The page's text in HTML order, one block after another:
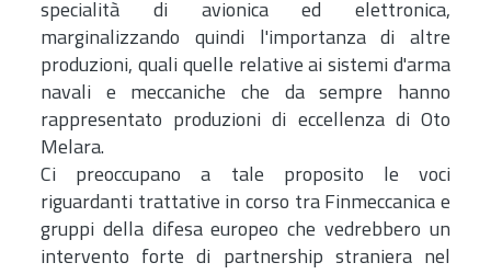
specialità di avionica ed elettronica,
marginalizzando quindi l'importanza di altre
produzioni, quali quelle relative ai sistemi d'arma
navali e meccaniche che da sempre hanno
rappresentato produzioni di eccellenza di Oto
Melara.
Ci preoccupano a tale proposito le voci
riguardanti trattative in corso tra Finmeccanica e
gruppi della difesa europeo che vedrebbero un
intervento forte di partnership straniera nel